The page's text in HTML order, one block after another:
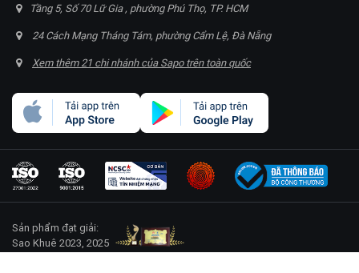
Tầng 5, Số 70 Lữ Gia , phường Phú Thọ, TP. HCM
24 Cách Mạng Tháng Tám, phường Cẩm Lệ, Đà Nẵng
Xem thêm 21 chi nhánh của Sapo trên toàn quốc
Sản phẩm đạt giải:
Sao Khuê 2023, 2025